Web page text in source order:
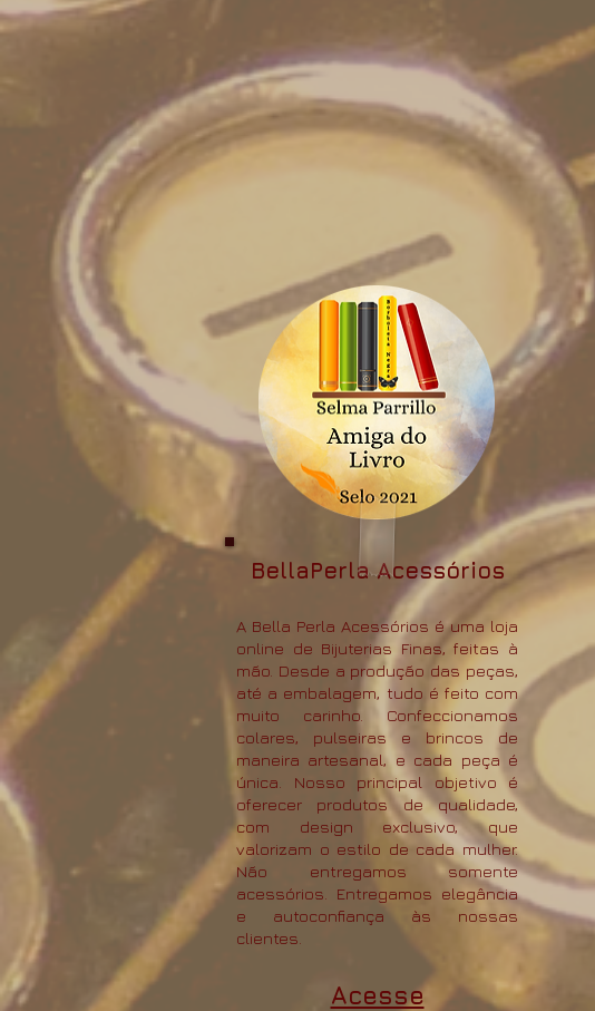
BellaPerla Acessórios
A Bella Perla Acessórios é uma loja
online de Bijuterias Finas, feitas à
mão. Desde a produção das peças,
até a embalagem, tudo é feito com
muito carinho. Confeccionamos
colares, pulseiras e brincos de
maneira artesanal, e cada peça é
única. Nosso principal objetivo é
oferecer produtos de qualidade,
com design exclusivo, que
valorizam o estilo de cada mulher.
Não entregamos somente
acessórios. Entregamos elegância
e autoconfiança às nossas
clientes.
​​Acesse